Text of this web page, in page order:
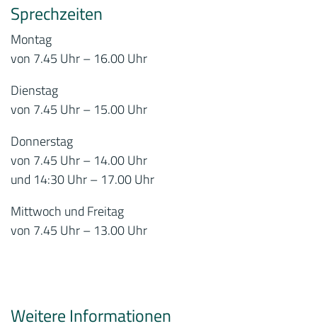
Sprechzeiten
Montag
von 7.45 Uhr – 16.00 Uhr
Dienstag
von 7.45 Uhr – 15.00 Uhr
Donnerstag
von 7.45 Uhr – 14.00 Uhr
und 14:30 Uhr – 17.00 Uhr
Mittwoch und Freitag
von 7.45 Uhr – 13.00 Uhr
Weitere Informationen